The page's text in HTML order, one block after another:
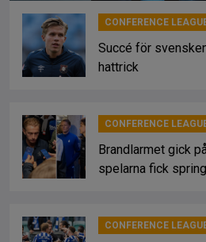
CONFERENCE
Succé för
hattrick
CONFERENCE
Brandlarmet gick
spelarna fick
CONFERENCE